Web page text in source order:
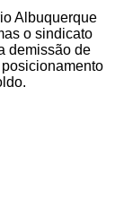
Albuquerque
o sindicato
demissão de